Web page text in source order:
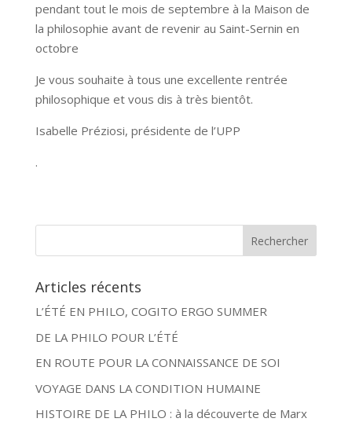
pendant tout le mois de septembre à la Maison de
la philosophie avant de revenir au Saint-Sernin en
octobre
Je vous souhaite à tous une excellente rentrée
philosophique et vous dis à très bientôt.
Isabelle Préziosi, présidente de l’UPP
.
Articles récents
L’ÉTÉ EN PHILO, COGITO ERGO SUMMER
DE LA PHILO POUR L’ÉTÉ
EN ROUTE POUR LA CONNAISSANCE DE SOI
VOYAGE DANS LA CONDITION HUMAINE
HISTOIRE DE LA PHILO : à la découverte de Marx